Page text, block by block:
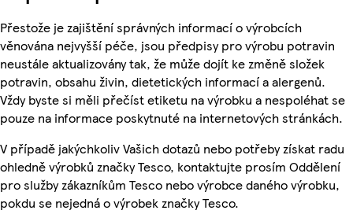
Přestože je zajištění správných informací o výrobcích
věnována nejvyšší péče, jsou předpisy pro výrobu potravin
neustále aktualizovány tak, že může dojít ke změně složek
potravin, obsahu živin, dietetických informací a alergenů.
Vždy byste si měli přečíst etiketu na výrobku a nespoléhat se
pouze na informace poskytnuté na internetových stránkách.
V případě jakýchkoliv Vašich dotazů nebo potřeby získat radu
ohledně výrobků značky Tesco, kontaktujte prosím Oddělení
pro služby zákazníkům Tesco nebo výrobce daného výrobku,
pokdu se nejedná o výrobek značky Tesco.